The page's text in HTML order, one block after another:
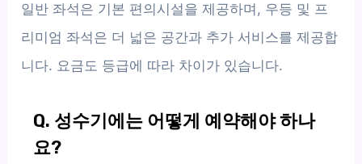
일반 좌석은 기본 편의시설을 제공하며, 우등 및 프
리미엄 좌석은 더 넓은 공간과 추가 서비스를 제공합
니다. 요금도 등급에 따라 차이가 있습니다.
Q. 성수기에는 어떻게 예약해야 하나
요?